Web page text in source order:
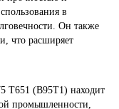
в
Он также
что расширяет
Т651 (В95Т1) находит
промышленности,